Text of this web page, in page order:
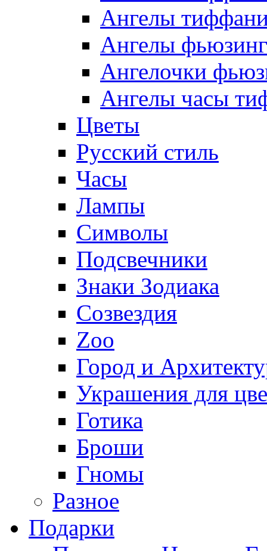
Ангелы
Ангелы фьюзинг
Ангелочки
Ангелы часы
Цветы
Русский стиль
Часы
Лампы
Символы
Подсвечники
Знаки Зодиака
Созвездия
Zoo
Город и
Украшения для
Готика
Броши
Гномы
Разное
Подарки